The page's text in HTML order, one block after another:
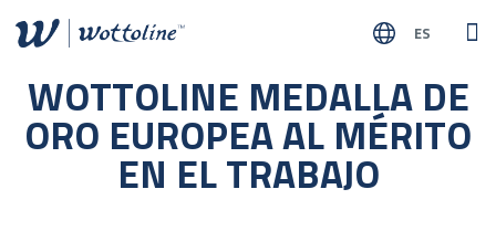
ES
WOTTOLINE MEDALLA DE
ORO EUROPEA AL MÉRITO
EN EL TRABAJO